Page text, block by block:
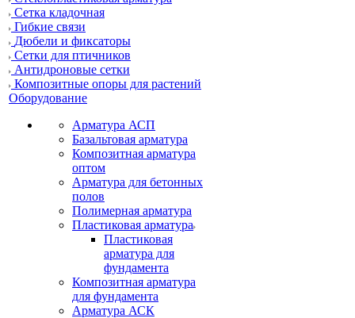
Сетка кладочная
Гибкие связи
Дюбели и фиксаторы
Сетки для птичников
Антидроновые сетки
Композитные опоры для растений
Оборудование
Арматура АСП
Базальтовая арматура
Композитная арматура
оптом
Арматура для бетонных
полов
Полимерная арматура
Пластиковая арматура
Пластиковая
арматура для
фундамента
Композитная арматура
для фундамента
Арматура АСК